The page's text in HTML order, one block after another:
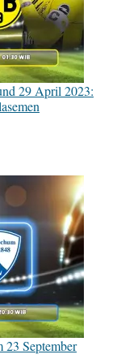
29 April 2023:
September